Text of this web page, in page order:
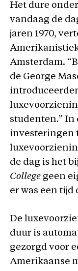
Het dure
vandaag de
jaren 1970,
Amsterdam.
de George
studenten.” In
investeringen
de dag is het
College geen
er was een tijd
De
duur is
gezorgd voor
Amerikaanse